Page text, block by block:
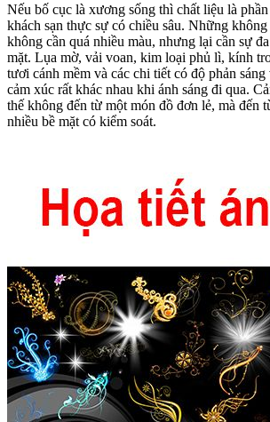
Nếu bố cục là xương sống thì chất liệu là
khách sạn thực sự có chiều sâu. Những
không cần quá nhiều màu, nhưng lại cần sự
mặt. Lụa mờ, vải voan, kim loại phủ lì, kính
tươi cánh mềm và các chi tiết có độ phản
cảm xúc rất khác nhau khi ánh sáng đi qua.
thế không đến từ một món đồ đơn lẻ, mà đến
nhiều bề mặt có kiểm soát.